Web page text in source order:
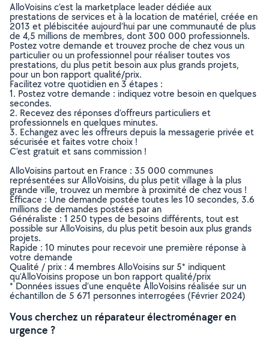
AlloVoisins c’est la marketplace leader dédiée aux
prestations de services et à la location de matériel, créée en
2013 et plébiscitée aujourd’hui par une communauté de plus
de 4,5 millions de membres, dont 300 000 professionnels.
Postez votre demande et trouvez proche de chez vous un
particulier ou un professionnel pour réaliser toutes vos
prestations, du plus petit besoin aux plus grands projets,
pour un bon rapport qualité/prix.
Facilitez votre quotidien en 3 étapes :
1. Postez votre demande : indiquez votre besoin en quelques
secondes.
2. Recevez des réponses d’offreurs particuliers et
professionnels en quelques minutes.
3. Echangez avec les offreurs depuis la messagerie privée et
sécurisée et faites votre choix !
C’est gratuit et sans commission !
AlloVoisins partout en France : 35 000 communes
représentées sur AlloVoisins, du plus petit village à la plus
grande ville, trouvez un membre à proximité de chez vous !
Efficace : Une demande postée toutes les 10 secondes, 3.6
millions de demandes postées par an
Généraliste : 1 250 types de besoins différents, tout est
possible sur AlloVoisins, du plus petit besoin aux plus grands
projets.
Rapide : 10 minutes pour recevoir une première réponse à
votre demande
Qualité / prix : 4 membres AlloVoisins sur 5* indiquent
qu’AlloVoisins propose un bon rapport qualité/prix
* Données issues d’une enquête AlloVoisins réalisée sur un
échantillon de 5 671 personnes interrogées (Février 2024)
Vous cherchez un réparateur électroménager en
urgence ?